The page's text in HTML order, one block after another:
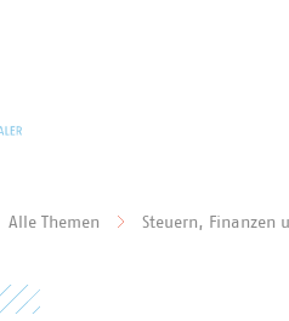
Alle Themen Steuern, Finanzen